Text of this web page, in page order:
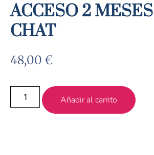
ACCESO 2
CHAT
48,00 €
Añadir al carrito